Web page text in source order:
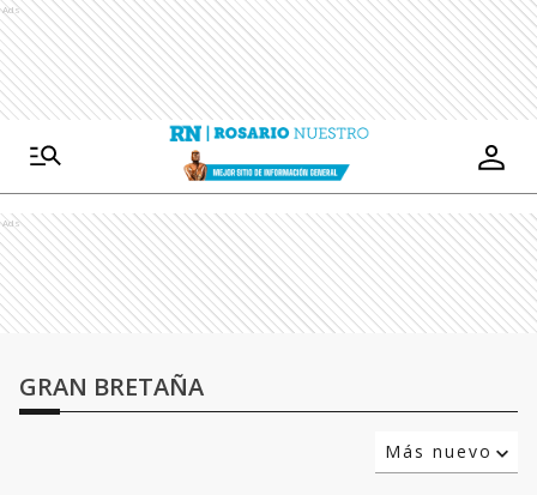
Ads
Ads
GRAN BRETAÑA
Más nuevo